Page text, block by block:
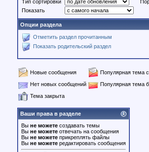
Тип сортировки
Показать
Опции раздела
Отметить раздел прочитанным
Показать родительский раздел
Новые сообщения
Популярная тема
Нет новых сообщений
Популярная тема
Тема закрыта
Ваши права в разделе
Вы не можете создавать темы
Вы не можете отвечать на сообщения
Вы не можете прикреплять файлы
Вы не можете редактировать сообщения